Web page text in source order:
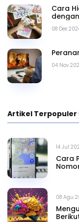
08 Des
Cara
04 Nov
Artikel Terpopuler
14 Jul
Cara
08 Agu